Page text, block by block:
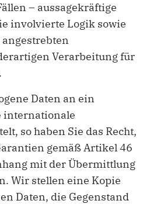
– aussagekräftige
involvierte Logik sowie
Verarbeitung für
Daten an ein
internationale
so haben Sie das Recht,
gemäß Artikel 46
mit der Übermittlung
Wir stellen eine Kopie
Daten, die Gegenstand